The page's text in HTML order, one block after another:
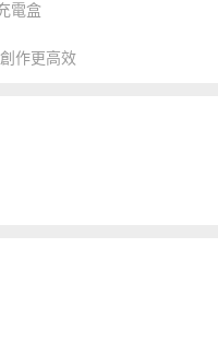
電盒
作更高效